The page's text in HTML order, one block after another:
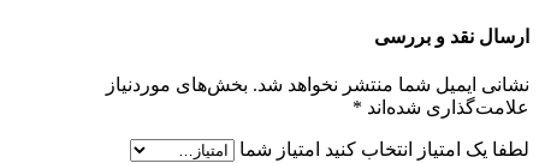
ارسال نقد و بررسی
نشانی ایمیل شما منتشر نخواهد شد. بخش‌های موردنیاز
علامت‌گذاری شده‌اند *
لطفا یک امتیاز انتخاب کنید امتیاز شما